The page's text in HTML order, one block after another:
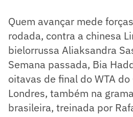
Quem avançar mede
rodada, contra a chinesa
bielorrussa Aliaksandra
Semana passada, Bia
oitavas de final do WTA
Londres, também na
brasileira, treinada por